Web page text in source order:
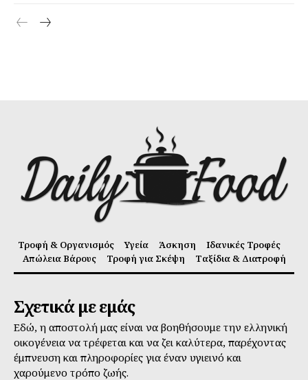
Τροφή & Οργανισμός Υγεία Άσκηση
Ιδανικές Τροφές
Απώλεια Βάρους
Τροφή για Σκέψη Ταξίδια & Διατροφή
Σχετικά με εμάς
Εδώ, η αποστολή μας είναι να βοηθήσουμε την ελληνική
οικογένεια να τρέφεται και να ζει καλύτερα, παρέχοντας
έμπνευση και πληροφορίες για έναν υγιεινό και
χαρούμενο τρόπο ζωής.